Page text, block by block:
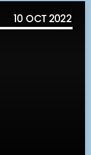
10 OCT 2022